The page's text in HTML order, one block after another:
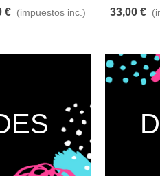
carrito A lista de deseos
PIEDRA 4L
€ (impuestos inc.) Añadir al
33,00 €